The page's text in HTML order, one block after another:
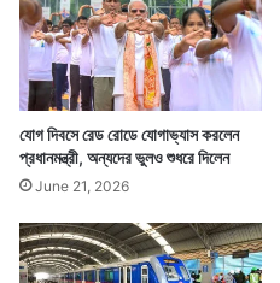
যোগ দিবসে রেড রোডে যোগাভ্যাস করলেন
প্রধানমন্ত্রী, অন্যদের ভুলও শুধরে দিলেন
June 21, 2026